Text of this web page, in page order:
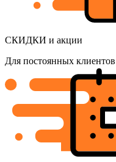
СКИДКИ и акции
Для постоянных клиентов